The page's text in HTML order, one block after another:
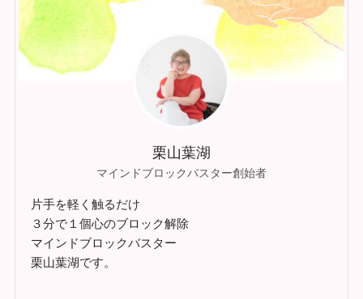
栗山葉湖
マインドブロックバスター創始者
片手を軽く触るだけ
３分で１個心のブロック解除
マインドブロックバスター
栗山葉湖です。